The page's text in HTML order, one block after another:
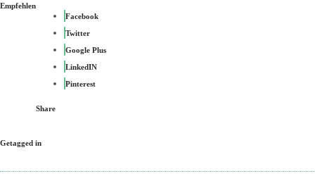
Empfehlen
Facebook
Twitter
Google Plus
LinkedIN
Pinterest
Share
Getagged in